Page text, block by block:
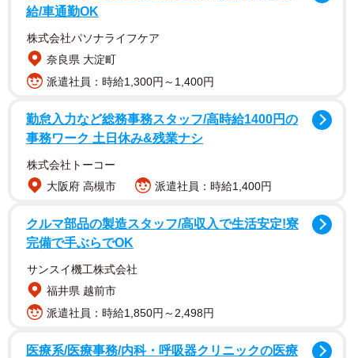
で実施されました。
交際を望む人の意向（提供画像）
まず、「交際したい」とした523人の意向を集計したとこ
ろ、「真剣な交際（結婚目的）」（42.1％）や「真剣な交
際（恋愛目的）」（31.7％）をあわせて真剣な交際を希望
する人が7割強を占めました。
給/車通勤OK
株式会社パソナライフケア
奈良県 大淀町
派遣社員：時給1,300円～1,400円
勤怠入力など総務事務スタッフ/高時給1400円の
事務ワーク 土日休み&残業ナシ
株式会社トーコー
大阪府 高槻市
派遣社員：時給1,400円
クルマ部品の製造スタッフ/高収入で生活安定!寮
完備で手ぶらでOK
サンスイ機工株式会社
福井県 越前市
派遣社員：時給1,850円～2,498円
医療系/医療事務/内科・呼吸器クリニックの医療